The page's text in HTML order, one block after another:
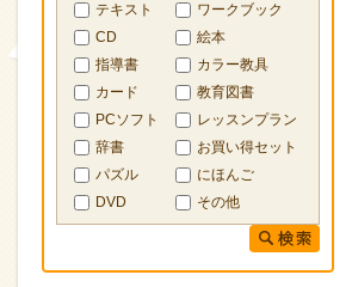
テキスト
CD
指導書
カード
PCソフト
辞書
パズル
DVD
ワークブック
絵本
カラー教具
教育図書
レッスンプラン
お買い得セット
にほんご
その他